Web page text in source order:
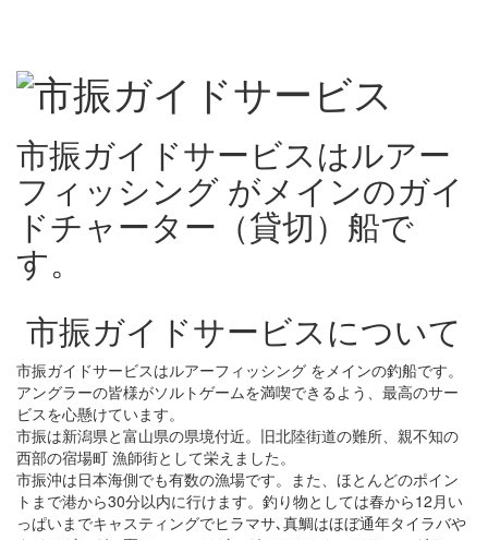
市振ガイドサービスはルアー
フィッシング がメインのガイ
ドチャーター（貸切）船で
す。
市振ガイドサービスについて
市振ガイドサービスはルアーフィッシング をメインの釣船です。
アングラーの皆様がソルトゲームを満喫できるよう、最高のサー
ビスを心懸けています。
市振は新潟県と富山県の県境付近。旧北陸街道の難所、親不知の
西部の宿場町 漁師街として栄えました。
市振沖は日本海側でも有数の漁場です。また、ほとんどのポイン
トまで港から30分以内に行けます。釣り物としては春から12月い
っぱいまでキャスティングでヒラマサ､真鯛はほぼ通年タイラバや